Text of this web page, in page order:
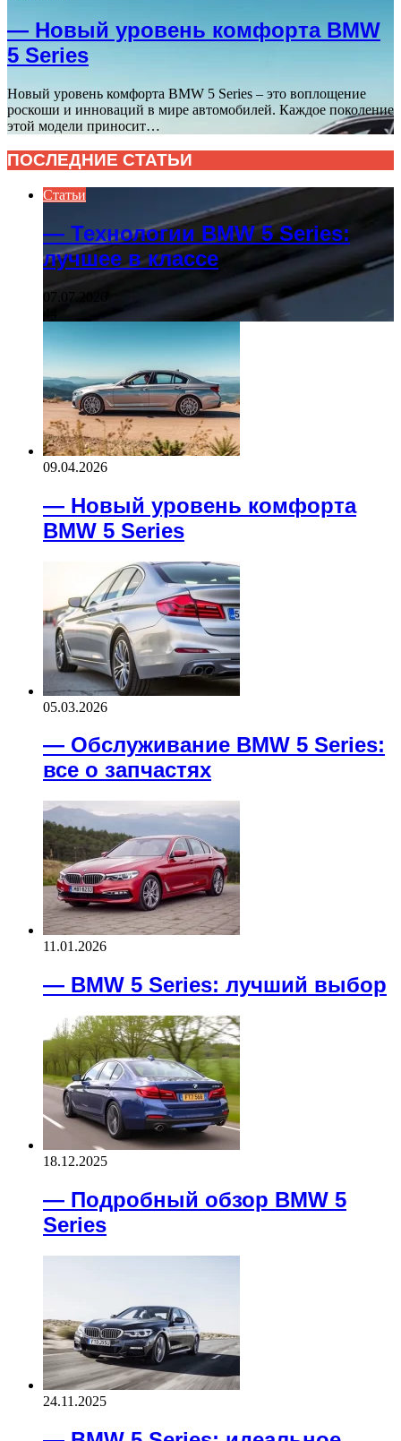
— Новый уровень комфорта BMW
5 Series
Новый уровень комфорта BMW 5 Series – это воплощение
роскоши и инноваций в мире автомобилей. Каждое поколение
этой модели приносит…
ПОСЛЕДНИЕ СТАТЬИ
Статьи
— Технологии BMW 5 Series:
лучшее в классе
07.07.2026
09.04.2026
— Новый уровень комфорта
BMW 5 Series
05.03.2026
— Обслуживание BMW 5 Series:
все о запчастях
11.01.2026
— BMW 5 Series: лучший выбор
18.12.2025
— Подробный обзор BMW 5
Series
24.11.2025